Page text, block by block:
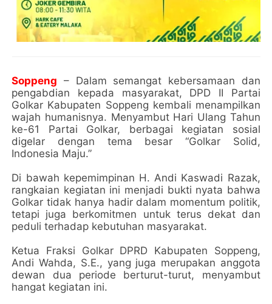
Soppeng – Dalam semangat kebersamaan dan
pengabdian kepada masyarakat, DPD II Partai
Golkar Kabupaten Soppeng kembali menampilkan
wajah humanisnya. Menyambut Hari Ulang Tahun
ke-61 Partai Golkar, berbagai kegiatan sosial
digelar dengan tema besar “Golkar Solid,
Indonesia Maju.”
Di bawah kepemimpinan H. Andi Kaswadi Razak,
rangkaian kegiatan ini menjadi bukti nyata bahwa
Golkar tidak hanya hadir dalam momentum politik,
tetapi juga berkomitmen untuk terus dekat dan
peduli terhadap kebutuhan masyarakat.
Ketua Fraksi Golkar DPRD Kabupaten Soppeng,
Andi Wahda, S.E., yang juga merupakan anggota
dewan dua periode berturut-turut, menyambut
hangat kegiatan ini.